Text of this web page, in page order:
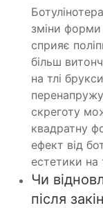
зміни
сприяє
більш
на тлі
скреготу
квадратну
ефект від
естетики на
Чи
після